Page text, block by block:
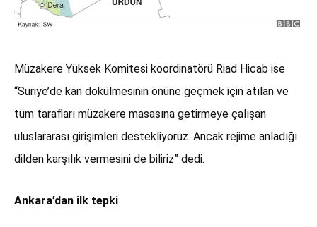
Müzakere Yüksek Komitesi koordinatörü Riad Hicab ise
“Suriye’de kan dökülmesinin önüne geçmek için atılan ve
tüm tarafları müzakere masasına getirmeye çalışan
uluslararası girişimleri destekliyoruz. Ancak rejime anladığı
dilden karşılık vermesini de biliriz” dedi.
Ankara’dan ilk tepki